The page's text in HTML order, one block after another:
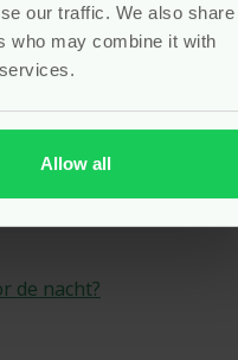
our traffic. We also share
who may combine it with
Allow all
de nacht?